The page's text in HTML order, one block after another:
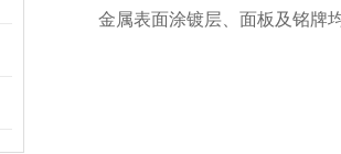
金属表面涂镀层、面板及铭牌